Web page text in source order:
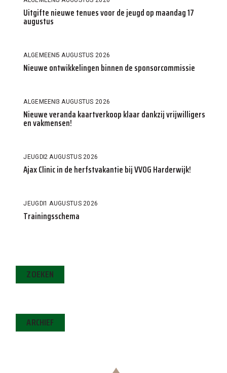
Uitgifte nieuwe tenues voor de jeugd op maandag 17
augustus
ALGEMEEN5 AUGUSTUS 2026
Nieuwe ontwikkelingen binnen de sponsorcommissie
ALGEMEEN3 AUGUSTUS 2026
Nieuwe veranda kaartverkoop klaar dankzij vrijwilligers
en vakmensen!
JEUGD2 AUGUSTUS 2026
Ajax Clinic in de herfstvakantie bij VVOG Harderwijk!
JEUGD1 AUGUSTUS 2026
Trainingsschema
ZOEKEN
ARCHIEF